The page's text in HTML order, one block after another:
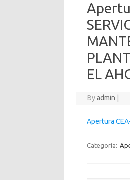
EL
Byadmin
Apertura
Categoría: